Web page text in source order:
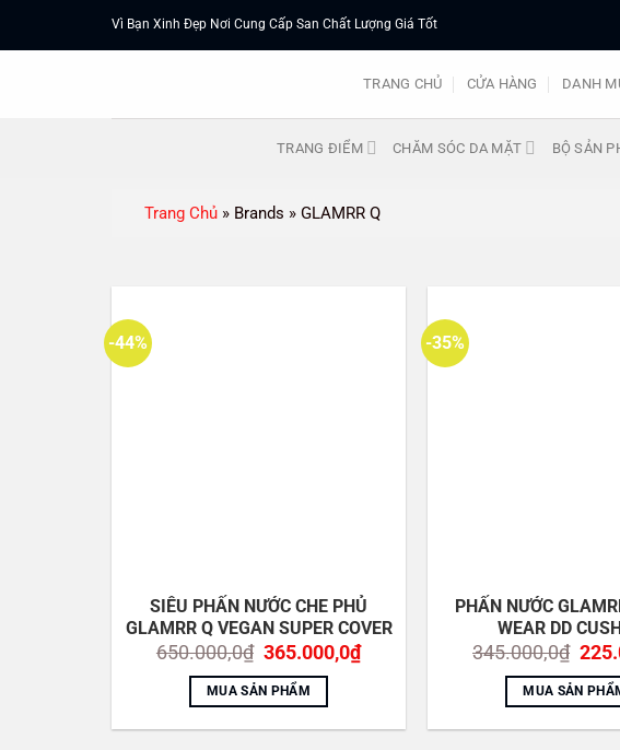
Vì Bạn Xinh Đẹp Nơi Cung Cấp San Chất Lượng Giá Tốt
TRANG CHỦ CỬA HÀNG DANH
TRANG ĐIỂM CHĂM SÓC DA MẶT BỘ SẢN
Trang Chủ» Brands » GLAMRR Q
-44%
SIÊU PHẤN NƯỚC CHE PHỦ
GLAMRR Q VEGAN SUPER COVER
650.000,0₫ Giá
gốc
là:
650.000,0₫.
365.000,0₫Giá
365.000,0₫.
MUA SẢN PHẨM
-35%
PHẤN NƯỚC
WEAR DD
345.000,0₫ Giá
gốc
là:
MUA SẢN